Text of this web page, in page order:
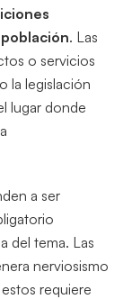
. Las
o servicios
la legislación
lugar donde
a ser
del tema. Las
nerviosismo
requiere